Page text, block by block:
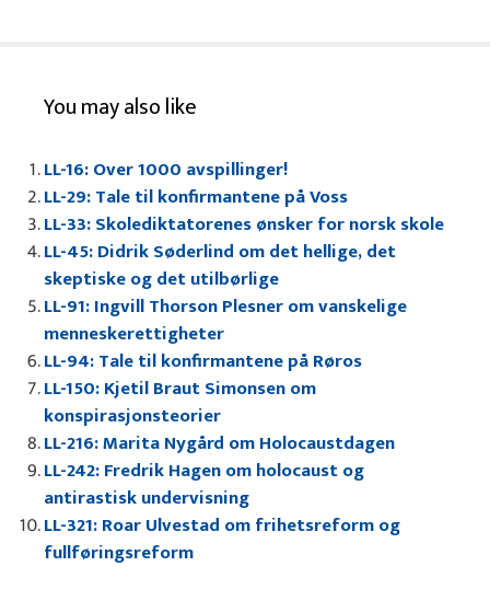
You may also like
LL-16: Over 1000 avspillinger!
LL-29: Tale til konfirmantene på Voss
LL-33: Skolediktatorenes ønsker for norsk skole
LL-45: Didrik Søderlind om det hellige, det
skeptiske og det utilbørlige
LL-91: Ingvill Thorson Plesner om vanskelige
menneskerettigheter
LL-94: Tale til konfirmantene på Røros
LL-150: Kjetil Braut Simonsen om
konspirasjonsteorier
LL-216: Marita Nygård om Holocaustdagen
LL-242: Fredrik Hagen om holocaust og
antirastisk undervisning
LL-321: Roar Ulvestad om frihetsreform og
fullføringsreform